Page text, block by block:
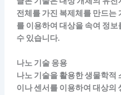
전체를 가진 복제체를 만드는
를 이용하여 대상을 속여 정
수 있습니다.
나노 기술 응용
나노 기술을 활용한 생물학적
이나 센서를 이용하여 대상의